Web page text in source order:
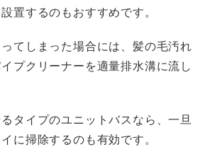
置するのもおすすめです。
てしまった場合には、髪の毛汚れ
プクリーナーを適量排水溝に流し
タイプのユニットバスなら、一旦
に掃除するのも有効です。